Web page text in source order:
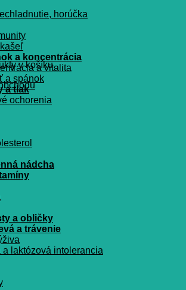
v košíku.
horúčka
a koncentrácia
a vitalita
a spánok
a tlak
ochorenia
nádcha
a obličky
a trávenie
a laktózová intolerancia